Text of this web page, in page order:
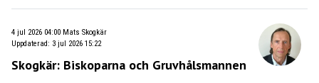
4 jul 2026 04:00 Mats Skogkär
Uppdaterad: 3 jul 2026 15:22
Skogkär: Biskoparna och Gruvhålsmannen